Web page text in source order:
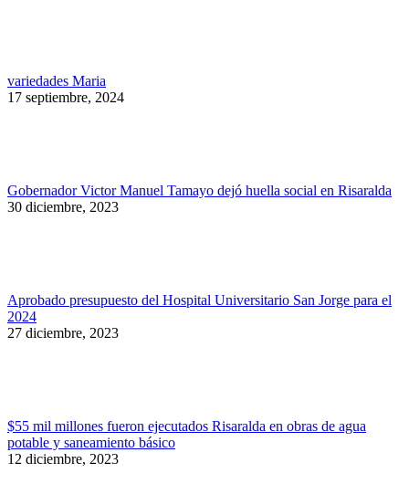
variedades Maria
17 septiembre, 2024
Gobernador Victor Manuel Tamayo dejó huella social en Risaralda
30 diciembre, 2023
Aprobado presupuesto del Hospital Universitario San Jorge para el
2024
27 diciembre, 2023
$55 mil millones fueron ejecutados Risaralda en obras de agua
potable y saneamiento básico
12 diciembre, 2023